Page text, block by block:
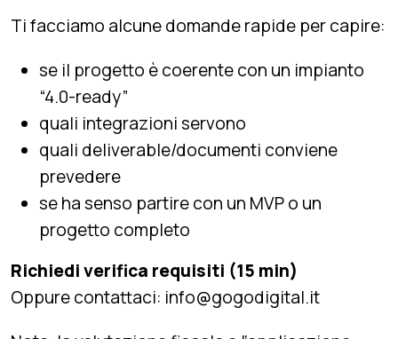
Ti facciamo alcune domande rapide per capire:
se il progetto è coerente con un impianto
“4.0-ready”
quali integrazioni servono
quali deliverable/documenti conviene
prevedere
se ha senso partire con un MVP o un
progetto completo
Richiedi verifica requisiti (15 min)
Oppure contattaci: info@gogodigital.it